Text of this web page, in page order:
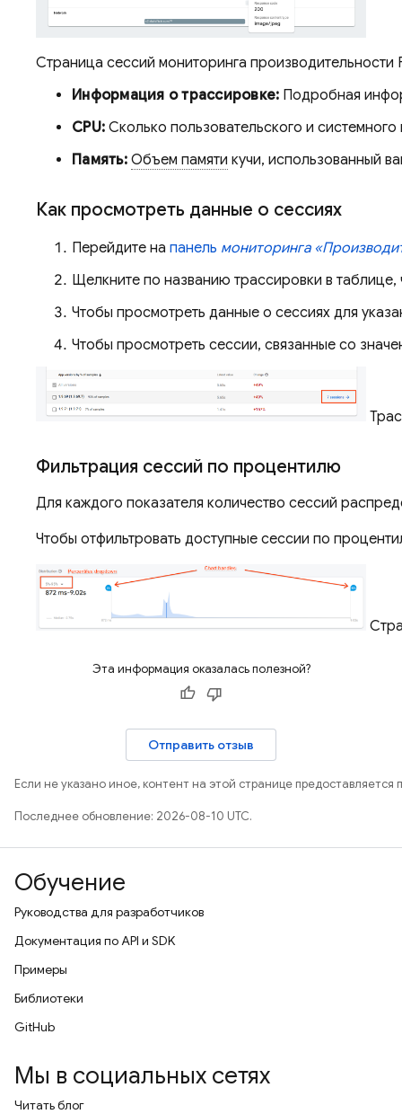
Страница сессий мониторинга производительности
Информация о трассировке: Подробная
CPU: Сколько пользовательского и
Память: Объем памяти кучи, использованный
Как просмотреть данные о сессиях
Перейдите на панель мониторинга
Щелкните по названию трассировки в
Чтобы просмотреть данные о сессиях для
Чтобы просмотреть сессии, связанные со
Фильтрация сессий по процентилю
Для каждого показателя количество сессий
Чтобы отфильтровать доступные сессии по
Эта информация оказалась полезной?
Отправить отзыв
Если не указано иное, контент на этой странице предоставляется
Последнее обновление: 2026-08-10 UTC.
Обучение
Руководства для разработчиков
Документация по API и SDK
Примеры
Библиотеки
GitHub
Мы в социальных сетях
Читать блог